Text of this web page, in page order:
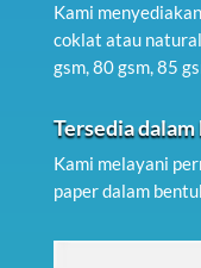
Kami
coklat atau
gsm, 80 gsm, 85
Tersedia
Kami melayani
paper dalam